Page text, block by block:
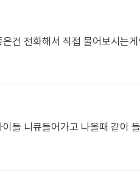
건 전화해서 직접 물어보시는